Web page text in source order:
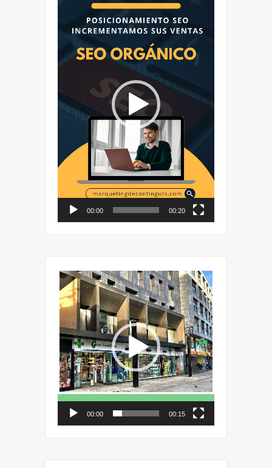
00:00 00:20
Reproductor
de
vídeo
00:00 00:15